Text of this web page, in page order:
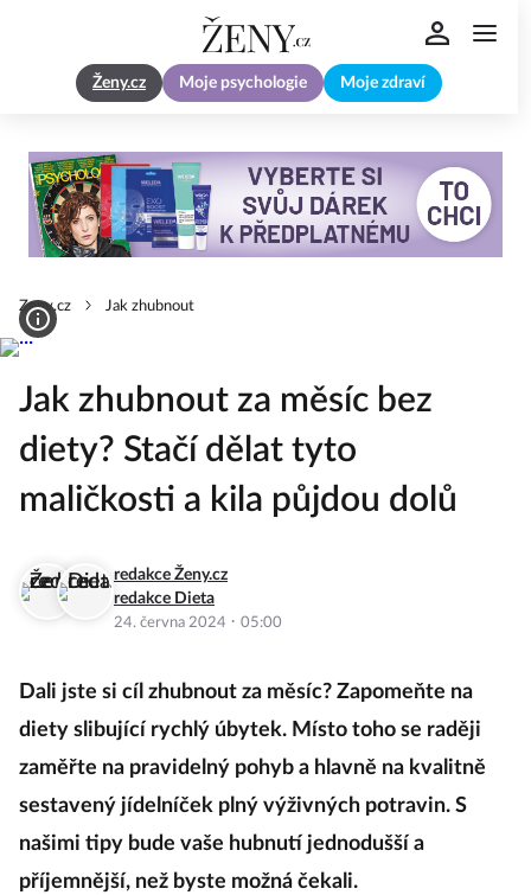
Ženy.cz Moje psychologie Moje zdraví
Zeny.cz Jak zhubnout
Jak zhubnout za měsíc bez
diety? Stačí dělat tyto
maličkosti a kila půjdou dolů
redakce Ženy.cz
redakce Dieta
24. června 2024 · 05:00
Dali jste si cíl zhubnout za měsíc? Zapomeňte na
diety slibující rychlý úbytek. Místo toho se raději
zaměřte na pravidelný pohyb a hlavně na kvalitně
sestavený jídelníček plný výživných potravin. S
našimi tipy bude vaše hubnutí jednodušší a
příjemnější, než byste možná čekali.